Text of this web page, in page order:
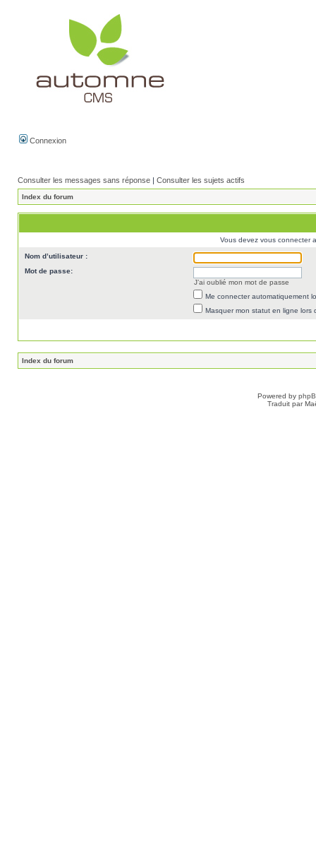
Connexion
Consulter les messages sans réponse | Consulter les sujets actifs
Index du forum
Vous devez vous connecter
Nom d’utilisateur :
Mot de passe:
J’ai oublié mon mot de passe
Me connecter automatiquement
Masquer mon statut en ligne lors
Index du forum
Powered by
Traduit par